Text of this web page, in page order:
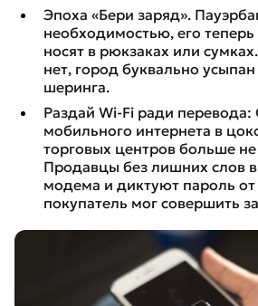
Эпоха «Бери заряд».
необходимостью, его теперь
носят в рюкзаках или
нет, город буквально
шеринга.
Раздай Wi-Fi ради перевода:
мобильного интернета в
торговых центров больше
Продавцы без лишних слов
модема и диктуют пароль от
покупатель мог совершить